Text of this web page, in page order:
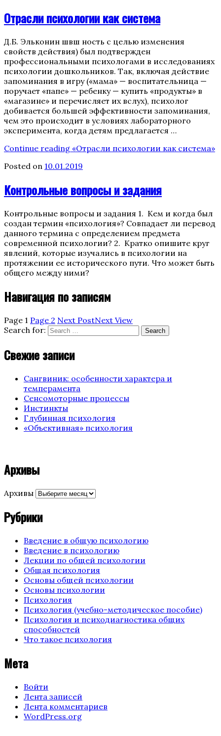
Отрасли психологии как система
Д.Б. Эльконин швш ность с целью изменения
свойств действия) был подтвержден
профессиональными психологами в исследованиях
психологии дошкольников. Так, включая действие
запоминания в игру («мама» — воспитательница —
поручает «папе» — ребенку — купить «продукты» в
«магазине» и перечисляет их вслух), психолог
добивается большей эффективности запоминания,
чем это происходит в условиях лабораторного
эксперимента, когда детям предлагается …
Continue reading «Отрасли психологии как система»
Posted on 10.01.2019
Контрольные вопросы и задания
Контрольные вопросы и задания 1. Кем и когда был
создан термин «психология»? Совпадает ли перевод
данного термина с определением предмета
современной психологии? 2. Кратко опишите круг
явлений, которые изучались в психологии на
протяжении ее исторического пути. Что может быть
общего между ними?
Навигация по записям
Page 1 Page 2 Next PostNext View
Search for:
Search
Свежие записи
Сангвиник: особенности характера и
темперамента
Сенсомоторные процессы
Инстинкты
Глубинная психология
«Объективная» психология
Архивы
Архивы
Рубрики
Введение в общую психологию
Введение в психологию
Лекции по общей психологии
Общая психология
Основы общей психологии
Основы психологии
Психология
Психология (учебно-методическое пособие)
Психология и психодиагностика общих
способностей
Что такое психология
Мета
Войти
Лента записей
Лента комментариев
WordPress.org